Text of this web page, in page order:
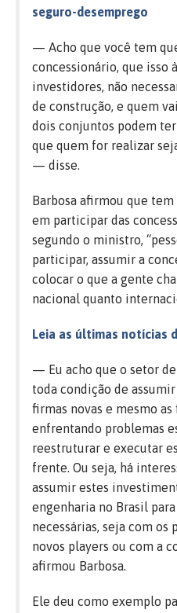
seguro-desemprego
— Acho que você tem
concessionário, que isso
investidores, não
de construção, e quem
dois conjuntos podem
que quem for realizar
— disse.
Barbosa afirmou que
em participar das
segundo o ministro,
participar, assumir a
colocar o que a gente
nacional quanto
Leia as últimas notícias
— Eu acho que o setor
toda condição de
firmas novas e mesmo
enfrentando problemas
reestruturar e executar
frente. Ou seja, há
assumir estes
engenharia no Brasil
necessárias, seja com os
novos players ou com a
afirmou Barbosa.
Ele deu como exemplo